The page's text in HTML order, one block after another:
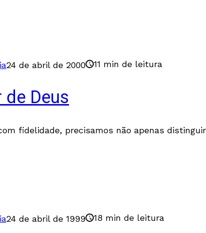
24 de abril de 2000 11 min de leitura
Deus
fidelidade, precisamos não apenas
24 de abril de 1999 18 min de leitura